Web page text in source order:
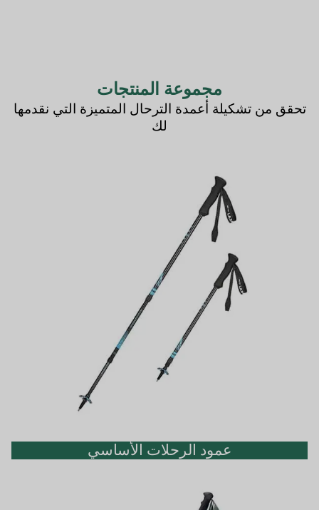
مجموعة المنتجات
تحقق من تشكيلة أعمدة الترحال المتميزة التي نقدمها
لك
عمود الرحلات الأساسي